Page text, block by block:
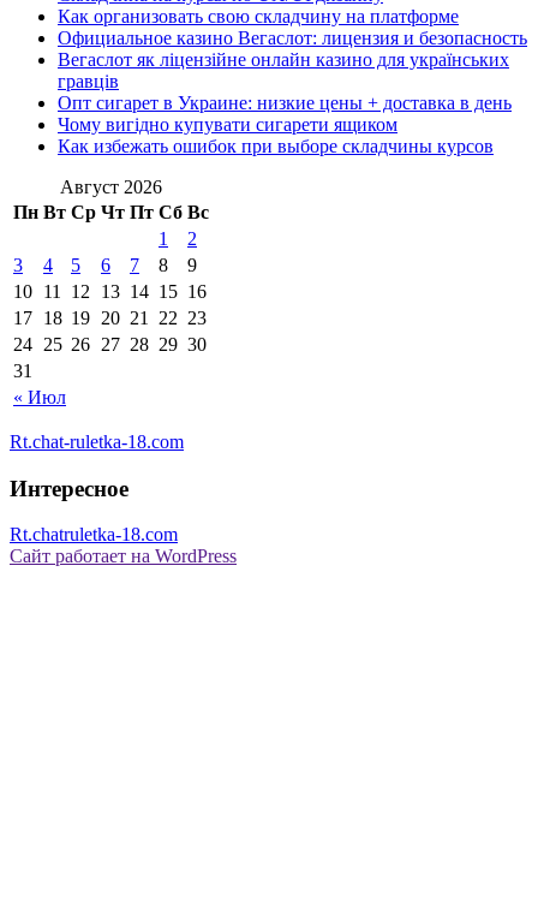
Как организовать свою складчину на платформе
Официальное казино Вегаслот: лицензия и безопасность
Вегаслот як ліцензійне онлайн казино для українських
гравців
Опт сигарет в Украине: низкие цены + доставка в день
Чому вигідно купувати сигарети ящиком
Как избежать ошибок при выборе складчины курсов
Август 2026
Пн Вт Ср Чт Пт Сб Вс
« Июл
1
2
3
4 5 6 7 8
9
10 11 12 13 14 15 16
17 18 19 20 21 22 23
24 25 26 27 28 29 30
31
Rt.chat-ruletka-18.com
Интересное
Rt.chatruletka-18.com
Сайт работает на WordPress